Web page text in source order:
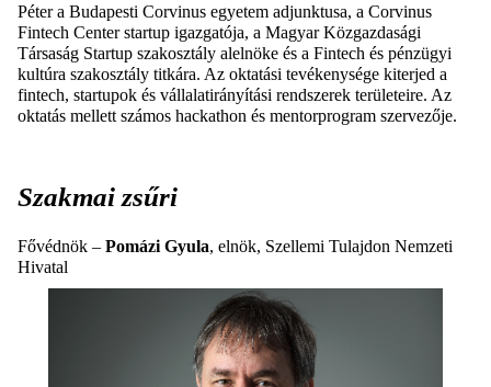
Péter a Budapesti Corvinus egyetem adjunktusa, a Corvinus
Fintech Center startup igazgatója, a Magyar Közgazdasági
Társaság Startup szakosztály alelnöke és a Fintech és pénzügyi
kultúra szakosztály titkára. Az oktatási tevékenysége kiterjed a
fintech, startupok és vállalatirányítási rendszerek területeire. Az
oktatás mellett számos hackathon és mentorprogram szervezője.
Szakmai zsűri
Fővédnök – Pomázi Gyula, elnök, Szellemi Tulajdon Nemzeti
Hivatal